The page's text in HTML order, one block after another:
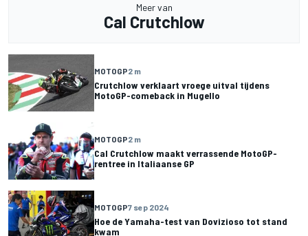
Meer van
Cal Crutchlow
MOTOGP2 m
Crutchlow verklaart vroege uitval tijdens
MotoGP-comeback in Mugello
MOTOGP2 m
Cal Crutchlow maakt verrassende MotoGP-
rentree in Italiaanse GP
MOTOGP7 sep 2024
Hoe de Yamaha-test van Dovizioso tot stand
kwam